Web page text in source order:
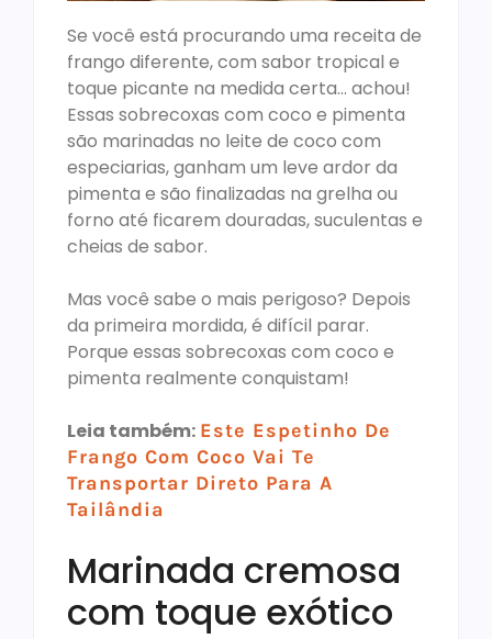
Se você está procurando uma receita de
frango diferente, com sabor tropical e
toque picante na medida certa… achou!
Essas sobrecoxas com coco e pimenta
são marinadas no leite de coco com
especiarias, ganham um leve ardor da
pimenta e são finalizadas na grelha ou
forno até ficarem douradas, suculentas e
cheias de sabor.
Mas você sabe o mais perigoso? Depois
da primeira mordida, é difícil parar.
Porque essas sobrecoxas com coco e
pimenta realmente conquistam!
Leia também: Este Espetinho De
Frango Com Coco Vai Te
Transportar Direto Para A
Tailândia
Marinada cremosa
com toque exótico